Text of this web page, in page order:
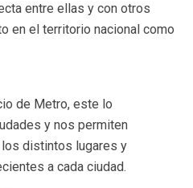
entre ellas y con otros
en el territorio nacional como
de Metro, este lo
y nos permiten
los distintos lugares y
a cada ciudad.